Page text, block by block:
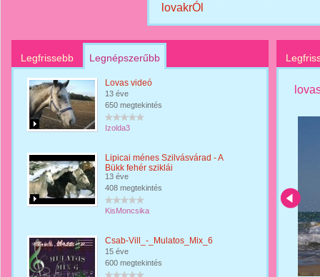
lovakrÓl
Legfrissebb Legnépszerűbb
Lovas videó
13 éve
650 megtekintés
Izolda3
Lipicai ménes Szilvásvárad - A
Bükk fehér sziklái
13 éve
408 megtekintés
KisMoncsika
Csab-Vill_-_Mulatos_Mix_6
15 éve
600 megtekintés